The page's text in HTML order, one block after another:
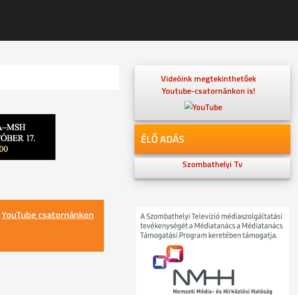
YouTube csatornánkon
Videóink megtekinthetőek
Youtube-csatornánkon is!
ÉLŐ ADÁS
Szombathelyi Tv